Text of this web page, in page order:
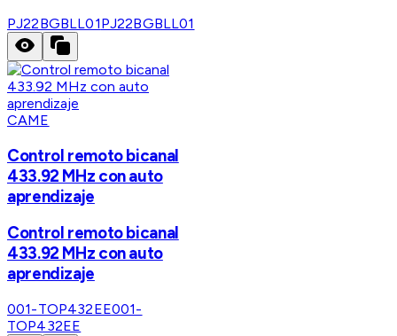
PJ22BGBLL01PJ22BGBLL01
CAME
Control remoto bicanal
433.92 MHz con auto
aprendizaje
Control remoto bicanal
433.92 MHz con auto
aprendizaje
001-TOP432EE001-
TOP432EE